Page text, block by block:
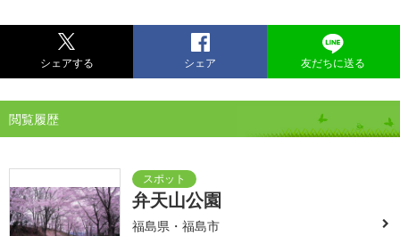
シェアする シェア 友だちに送る
閲覧履歴
弁天山公園
福島県・福島市